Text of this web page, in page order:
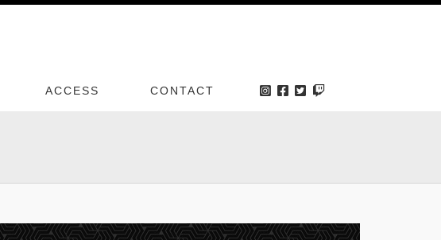
ACCESS CONTACT